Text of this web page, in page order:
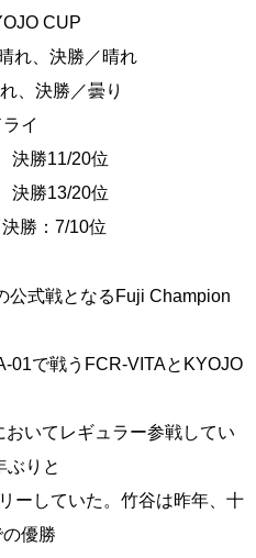
CUP
れ、決勝／晴れ
、決勝／曇り
イ
勝11/20位
勝13/20位
勝：7/10位
公式戦となるFuji Champion
01で戦うFCR-VITAとKYOJO
いてレギュラー参戦してい
ぶりと
ーしていた。竹谷は昨年、十
優勝